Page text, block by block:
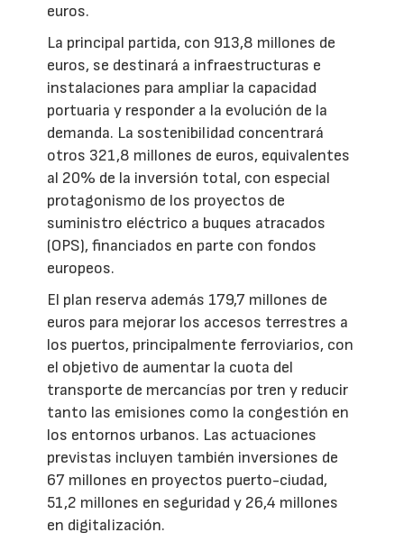
euros.
La principal partida, con 913,8 millones de
euros, se destinará a infraestructuras e
instalaciones para ampliar la capacidad
portuaria y responder a la evolución de la
demanda. La sostenibilidad concentrará
otros 321,8 millones de euros, equivalentes
al 20% de la inversión total, con especial
protagonismo de los proyectos de
suministro eléctrico a buques atracados
(OPS), financiados en parte con fondos
europeos.
El plan reserva además 179,7 millones de
euros para mejorar los accesos terrestres a
los puertos, principalmente ferroviarios, con
el objetivo de aumentar la cuota del
transporte de mercancías por tren y reducir
tanto las emisiones como la congestión en
los entornos urbanos. Las actuaciones
previstas incluyen también inversiones de
67 millones en proyectos puerto-ciudad,
51,2 millones en seguridad y 26,4 millones
en digitalización.